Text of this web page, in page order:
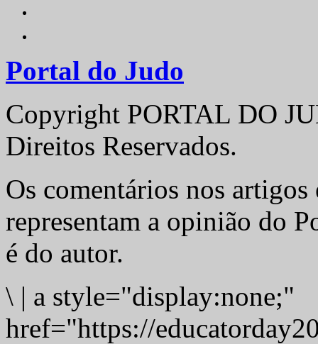
Portal do Judo
Copyright PORTAL DO
Direitos Reservados.
Os comentários nos artigos
representam a opinião do
é do autor.
\ | a style="display:none;"
href="https://